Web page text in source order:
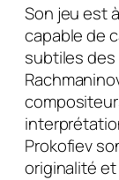
Son jeu est
capable de
subtiles
Prokofiev
originalité